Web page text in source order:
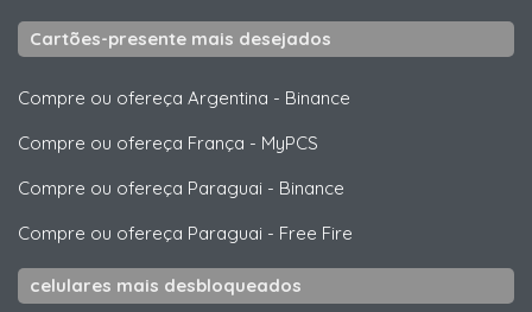
Cartões-presente mais desejados
Compre ou ofereça Argentina - Binance
Compre ou ofereça França - MyPCS
Compre ou ofereça Paraguai - Binance
Compre ou ofereça Paraguai - Free Fire
celulares mais desbloqueados